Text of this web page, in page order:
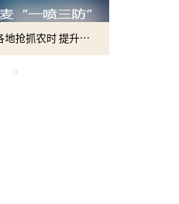
央广全国新闻联播——各地抢抓农时 提升春管效率 夯实夏粮增收基础 (1)